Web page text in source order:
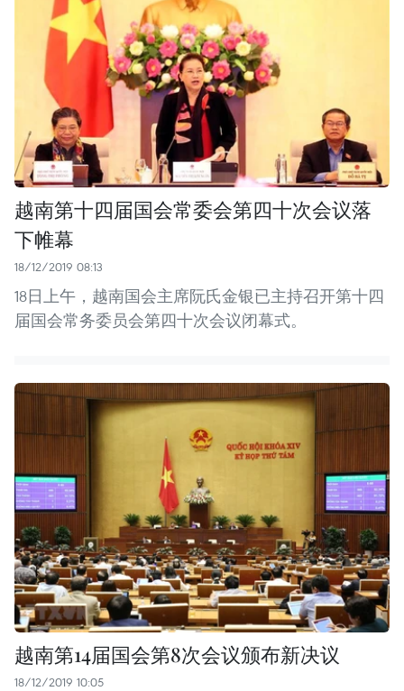
越南第十四届国会常委会第四十次会议落
下帷幕
18/12/2019 08:13
18日上午，越南国会主席阮氏金银已主持召开第十四
届国会常务委员会第四十次会议闭幕式。
越南第14届国会第8次会议颁布新决议
18/12/2019 10:05